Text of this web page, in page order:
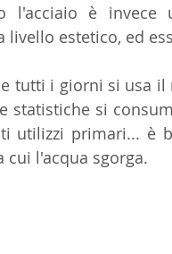
l'acciaio è
livello estetico, ed
tutti i giorni si usa
statistiche si
cui l'acqua sgorga.